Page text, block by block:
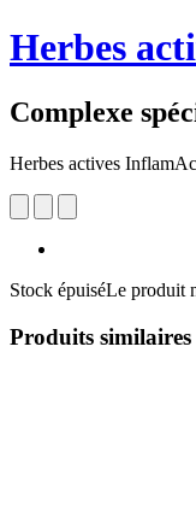
Herbes
Complexe
Herbes actives
Stock épuiséLe produit
Produits similaires